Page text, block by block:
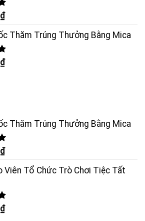
₫
Thăm Trúng Thưởng Bằng Mica
₫
Thăm Trúng Thưởng Bằng Mica
₫
Viên Tổ Chức Trò Chơi Tiệc Tất
₫